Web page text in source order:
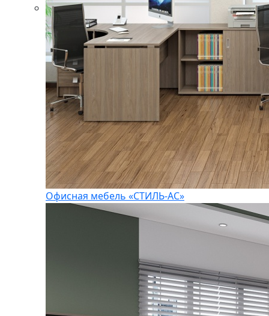
Офисная мебель «СТИЛЬ-АС»